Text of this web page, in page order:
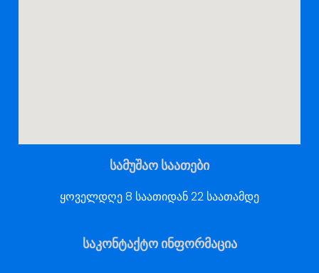
სამუშაო საათები
ყოველდღე 8 საათიდან 22 საათამდე
საკონტაქტო ინფორმაცია